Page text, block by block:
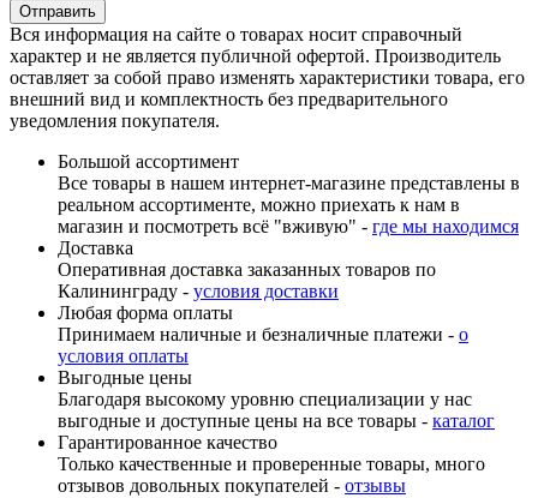
Вся информация на сайте о товарах носит справочный
характер и не является публичной офертой. Производитель
оставляет за собой право изменять характеристики товара, его
внешний вид и комплектность без предварительного
уведомления покупателя.
Большой ассортимент
Все товары в нашем интернет-магазине представлены в
реальном ассортименте, можно приехать к нам в
магазин и посмотреть всё "вживую" - где мы находимся
Доставка
Оперативная доставка заказанных товаров по
Калининграду - условия доставки
Любая форма оплаты
Принимаем наличные и безналичные платежи - о
условия оплаты
Выгодные цены
Благодаря высокому уровню специализации у нас
выгодные и доступные цены на все товары - каталог
Гарантированное качество
Только качественные и проверенные товары, много
отзывов довольных покупателей - отзывы